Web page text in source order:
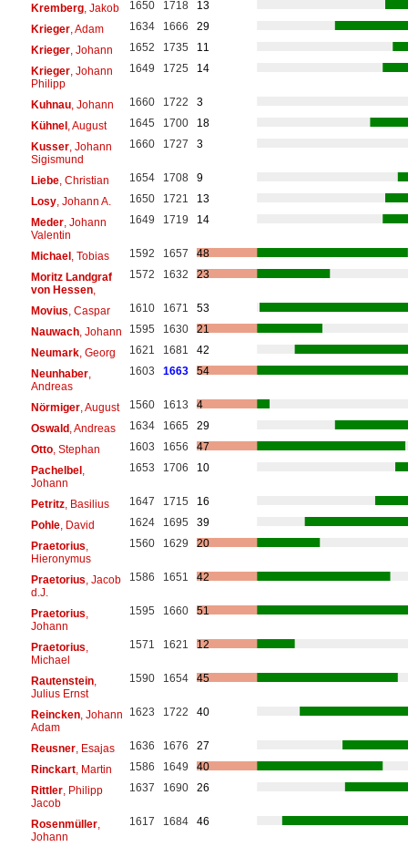
Kremberg, Jakob 1650 1718
13
Krieger, Adam 1634 1666
29
Krieger, Johann 1652 1735
11
Krieger, Johann
Philipp
1649 1725 14
Kuhnau, Johann 1660 1722
3
Kühnel, August 1645 1700
18
Kusser, Johann
Sigismund
1660 1727 3
Liebe, Christian 1654 1708
9
Losy, Johann A. 1650 1721
13
Meder, Johann
Valentin
1649 1719 14
Michael, Tobias 1592 1657
48
Moritz Landgraf
von Hessen,
1572 1632 23
Movius , Caspar 1610 1671
53
Nauwach, Johann 1595 1630
21
Neumark, Georg 1621 1681
42
Neunhaber,
Andreas
1603 1663 54
Nörmiger, August 1560 1613
4
Oswald, Andreas 1634 1665
29
Otto, Stephan 1603 1656
47
Pachelbel,
Johann
1653 1706 10
Petritz, Basilius 1647 1715
16
Pohle, David 1624 1695
39
Praetorius
Hieronymus
1560 1629 20
Praetorius , Jacob
d.J.
1586 1651 42
Praetorius
Johann
1595 1660 51
Praetorius
Michael
1571 1621 12
Rautenstein,
Julius Ernst
1590 1654 45
Reincken, Johann
Adam
1623 1722 40
Reusner, Esajas 1636 1676
27
Rinckart, Martin 1586 1649
40
Rittler, Philipp
Jacob
1637 1690 26
Rosenmüller,
Johann
1617 1684 46